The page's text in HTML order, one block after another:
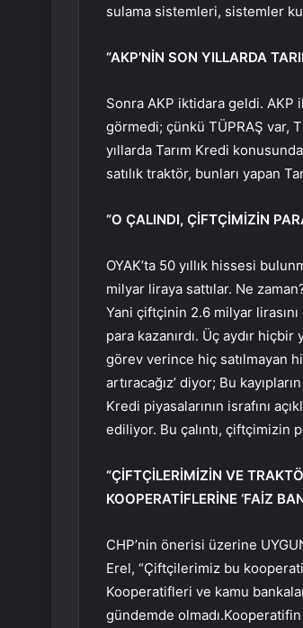
sulama sistemleri, sistemler
“AKP’NİN SON YILLARDA
Sonra AKP iktidara geldi. AKP
görmedi; çünkü TÜPRAŞ var,
yıllarda Tarım Kredi
satılık traktör, bunları yapan
“O ÇALINDI, ÇİFTÇİMİZİN
OYAK’ta 50 yıllık hissesi
milyar liraya sattılar. Ne
Yani çiftçinin 2.6 milyar
para kazanırdı. Üç aydır
görev verince hiç satılmayan
artıracağız’ diyor; Bu
Kredi piyasalarının israfını
ediliyor. Bu çalıntı, çiftçimizin
“ÇİFTÇİLERİMİZİN VE
KOOPERATİFLERİNE ‘FAİZ
CHP’nin önerisi üzerine
Erel, “Çiftçilerimiz bu
Kooperatifleri ve kamu
gündemde